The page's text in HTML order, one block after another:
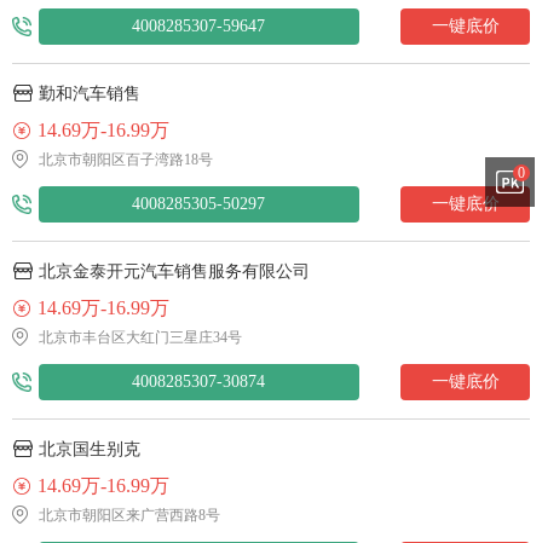
4008285307-59647 一键底价
勤和汽车销售
14.69万-16.99万
北京市朝阳区百子湾路18号
4008285305-50297 一键底价
北京金泰开元汽车销售服务有限公司
14.69万-16.99万
北京市丰台区大红门三星庄34号
4008285307-30874 一键底价
北京国生别克
14.69万-16.99万
北京市朝阳区来广营西路8号
0